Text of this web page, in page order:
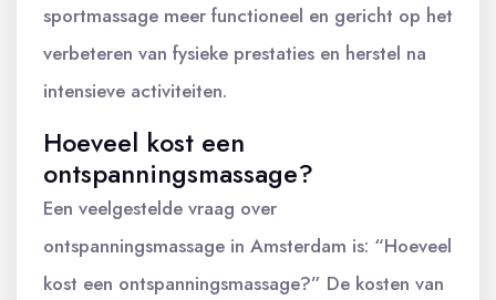
sportmassage meer functioneel en gericht op het
verbeteren van fysieke prestaties en herstel na
intensieve activiteiten.
Hoeveel kost een
ontspanningsmassage?
Een veelgestelde vraag over
ontspanningsmassage in Amsterdam is: “Hoeveel
kost een ontspanningsmassage?” De kosten van